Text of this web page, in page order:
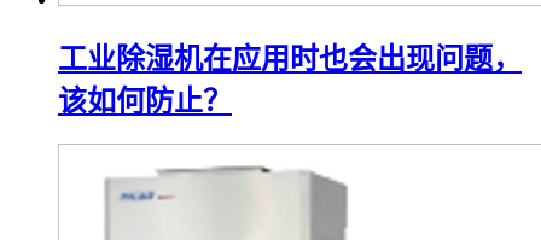
工业除湿机在应用时也会出现问题，
该如何防止？